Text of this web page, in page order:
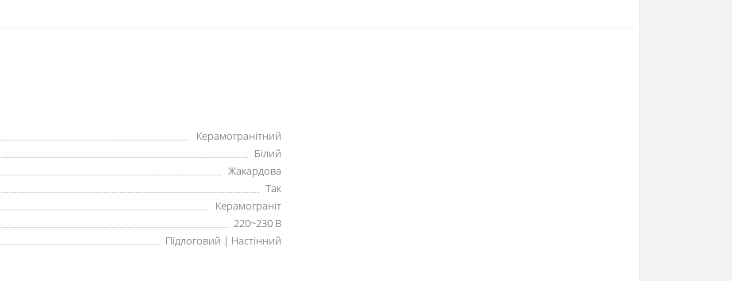
Керамогранітний
Білий
Жакардова
Так
Керамограніт
220~230 В
Підлоговий | Настінний